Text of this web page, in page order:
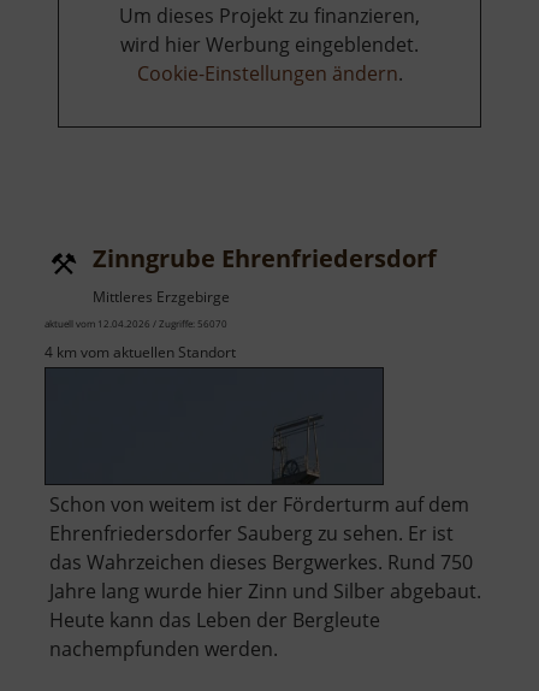
Um dieses Projekt zu finanzieren,
wird hier Werbung eingeblendet.
Cookie-Einstellungen ändern.
Zinngrube Ehrenfriedersdorf
Mittleres Erzgebirge
aktuell vom 12.04.2026 / Zugriffe: 56070
4 km vom aktuellen Standort
Schon von weitem ist der Förderturm auf dem
Ehrenfriedersdorfer Sauberg zu sehen. Er ist
das Wahrzeichen dieses Bergwerkes. Rund 750
Jahre lang wurde hier Zinn und Silber abgebaut.
Heute kann das Leben der Bergleute
nachempfunden werden.